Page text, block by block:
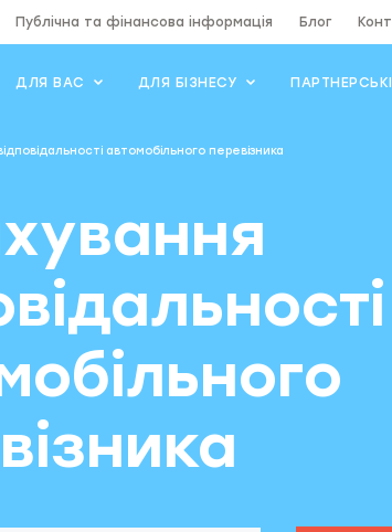
Публічна та фінансова інформація Блог
ДЛЯ ВАС ДЛЯ БІЗНЕСУ
автомобільного перевізника